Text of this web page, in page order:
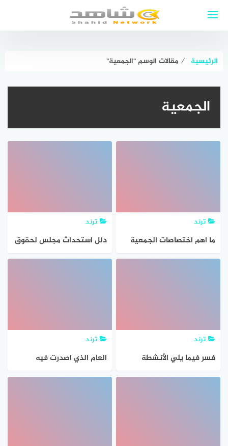
الرئيسية ⁄ مقالات الوسم "الجمعية"
الجمعية
ترند
ما اهم اختصاصات الجمعية
العامة للأمم المتحدة
ترند
دلل استحداث مجلس لحقوق
الإنسان في الجمعية العامة
ترند
فسر فيما يلي الأنشطة
الخاصة بحقوق الإنسان
ترند
العام الذي اصدرت فيه
الجمعية الوطنية الإعلان